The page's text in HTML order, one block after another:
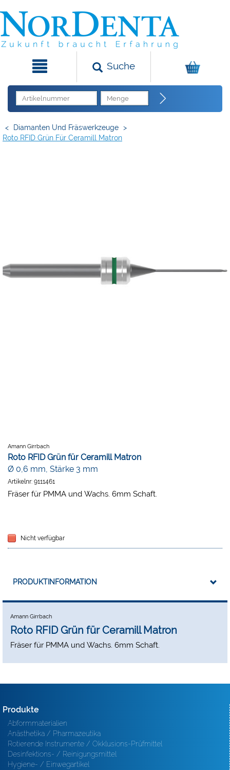
Suche
< Diamanten Und Fräswerkzeuge >
Roto RFID Grün Für Ceramill Matron
Amann Girrbach
Roto RFID Grün für Ceramill Matron
Ø 0,6 mm, Stärke 3 mm
Artikelnr: 9111461
Fräser für PMMA und Wachs. 6mm Schaft.
Nicht verfügbar
PRODUKTINFORMATION
Amann Girrbach
Roto RFID Grün für Ceramill Matron
Fräser für PMMA und Wachs. 6mm Schaft.
Produkte
Abformmaterialien
Anästhetika / Pharmazeutika
Rotierende Instrumente / Okklusions-Prüfmittel
Desinfektions- / Reinigungsmittel
Hygiene- / Einwegartikel